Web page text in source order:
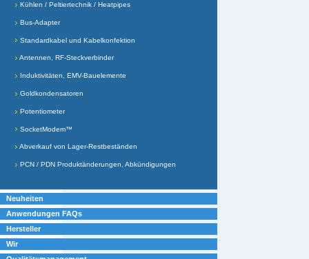
Kühlen / Peltiertechnik / Heatpipes
Bus-Adapter
Standardkabel und Kabelkonfektion
Antennen, RF-Steckverbinder
Induktivitäten, EMV-Bauelemente
Goldkondensatoren
Potentiometer
SocketModem™
Abverkauf von Lager-Restbeständen
PCN / PDN Produktänderungen, Abkündigungen
Neuheiten
Anwendungen FAQs
Hersteller
Wir